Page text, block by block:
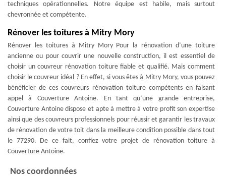
techniques opérationnelles. Notre équipe est habile, mais surtout
chevronnée et compétente.
Rénover les toitures à Mitry Mory
Rénover les toitures à Mitry Mory Pour la rénovation d’une toiture
ancienne ou pour couvrir une nouvelle construction, il est essentiel de
choisir un couvreur rénovation toiture fiable et qualifié. Mais comment
choisir le couvreur idéal ? En effet, si vous êtes à Mitry Mory, vous pouvez
bénéficier de ces couvreurs rénovation toiture compétents en faisant
appel à Couverture Antoine. En tant qu’une grande entreprise,
Couverture Antoine dispose et apte à mettre à votre profit son expertise
ainsi que des couvreurs professionnels pour réussir et garantir les travaux
de rénovation de votre toit dans la meilleure condition possible dans tout
le 77290. De ce fait, confiez votre projet de rénovation toiture à
Couverture Antoine.
Nos coordonnées